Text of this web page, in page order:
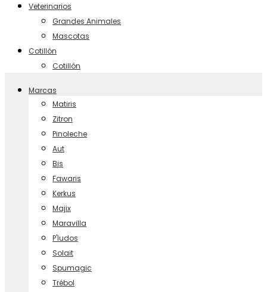
Veterinarios
Grandes Animales
Mascotas
Cotillón
Cotillón
Marcas
Matiris
Zitron
Pinoleche
Aut
Bis
Fawaris
Kerkus
Majix
Maravilla
P'ludos
Solait
Spumagic
Trébol